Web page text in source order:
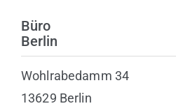
Büro
Berlin
Wohlrabedamm 34
13629 Berlin